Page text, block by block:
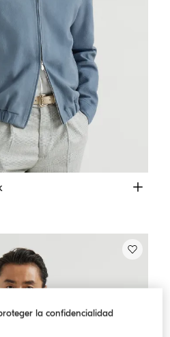
la confidencialidad